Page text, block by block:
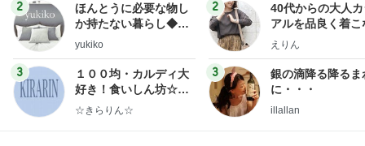
2
ほんとうに必要な物し
か持たない暮らし◆Ke
ep Life Simple◆〜イ
yukiko
3
１００均・カルディ大
好き！食いしん坊☆き
らりん☆のブログ
☆きらりん☆
2
40代からの大人
アルを品良く着こ
ファッションブロ
えりん
3
銀の滴降る降るま
に・・・
illallan